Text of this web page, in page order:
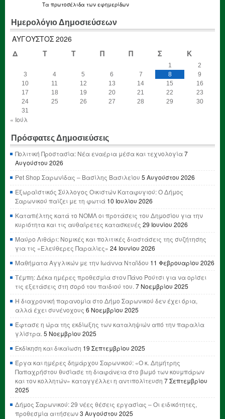
Τα πρωτοσέλιδα των εφημερίδων
Ημερολόγιο Δημοσιεύσεων
ΑΎΓΟΥΣΤΟΣ 2026
Δ
Τ Τ Π Π Σ Κ
1
2
3
4 5 6 7 8
9
10
11 12 13 14 15
16
17
18 19 20 21 22
23
24
25 26 27 28 29
30
31
« Ιούλ
Πρόσφατες Δημοσιεύσεις
Πολιτική Προστασία: Νέα εναέρια μέσα και τεχνολογία7
Αυγούστου 2026
Pet Shop Σαρωνίδας – Βασίλης Βασιλείου 5 Αυγούστου 2026
Εξωραϊστικός Σύλλογος Οικιστών Καταφυγιού: Ο Δήμος
Σαρωνικού παίζει με τη φωτιά 10 Ιουλίου 2026
Καταπέλτης κατά το ΝΟΜΛ οι προτάσεις του Δημοσίου για την
κυριότητα και τις αυθαίρετες κατασκευές 29 Ιουνίου 2026
Μαύρο Λιθάρι: Νομικές και πολιτικές διαστάσεις της συζήτησης
για τις «Ελεύθερες Παραλίες» 24 Ιουνίου 2026
Μαθήματα Αγγλικών με την Ιωάννα Νταΐδου 11 Φεβρουαρίου 2026
Τέμπη: Δέκα ημέρες προθεσμία στον Πάνο Ρούτσι για να ορίσει
τις εξετάσεις στη σορό του παιδιού του. 7 Νοεμβρίου 2025
Η διαχρονική παρανομία στο Δήμο Σαρωνικού δεν έχει όρια,
αλλά έχει συνένοχους 6 Νοεμβρίου 2025
Έφτασε η ώρα της εκδίωξης των καταληψιών από την παραλία
γλίστρα. 5 Νοεμβρίου 2025
Εκδίκηση και δικαίωση 19 Σεπτεμβρίου 2025
Έργα και ημέρες δημάρχου Σαρωνικού: «Ο κ. Δημήτρης
Παπαχρήστου θυσίασε τη διαφάνεια στο βωμό των κουμπάρων
και τον κολλητών» καταγγέλλει η αντιπολίτευση 7 Σεπτεμβρίου
2025
Δήμος Σαρωνικού: 29 νέες θέσεις εργασίας – Οι ειδικότητες,
προθεσμία αιτήσεων3 Αυγούστου 2025